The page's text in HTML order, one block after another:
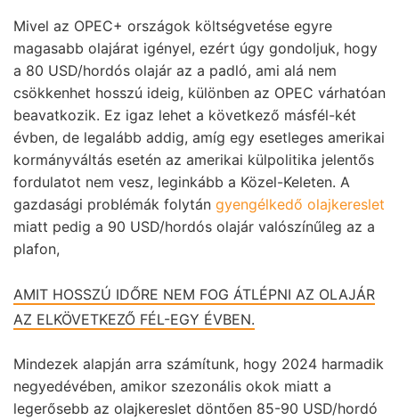
Mivel az OPEC+ országok költségvetése egyre
magasabb olajárat igényel, ezért úgy gondoljuk, hogy
a 80 USD/hordós olajár az a padló, ami alá nem
csökkenhet hosszú ideig, különben az OPEC várhatóan
beavatkozik. Ez igaz lehet a következő másfél-két
évben, de legalább addig, amíg egy esetleges amerikai
kormányváltás esetén az amerikai külpolitika jelentős
fordulatot nem vesz, leginkább a Közel-Keleten. A
gazdasági problémák folytán gyengélkedő olajkereslet
miatt pedig a 90 USD/hordós olajár valószínűleg az a
plafon,
AMIT HOSSZÚ IDŐRE NEM FOG ÁTLÉPNI AZ OLAJÁR
AZ ELKÖVETKEZŐ FÉL-EGY ÉVBEN.
Mindezek alapján arra számítunk, hogy 2024 harmadik
negyedévében, amikor szezonális okok miatt a
legerősebb az olajkereslet döntően 85-90 USD/hordó